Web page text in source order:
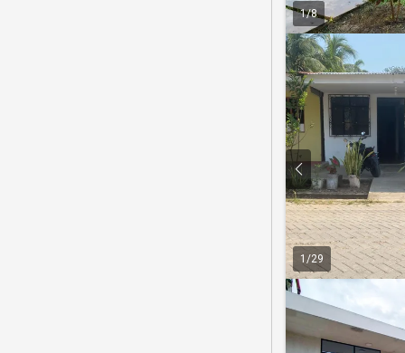
1/8
1 /29